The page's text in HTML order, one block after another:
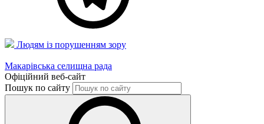
Людям із порушенням зору
Макарівська селищна рада
Офіційний веб-сайт
Пошук по сайту